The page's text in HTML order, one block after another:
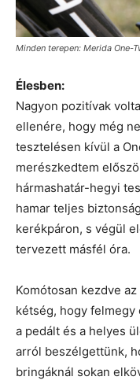
Minden terepen: Merida One-
Élesben:
Nagyon pozitívak
ellenére, hogy még
tesztelésen kívül a
merészkedtem
hármashatár-hegyi
hamar teljes
kerékpáron, s végül
tervezett másfél óra.
Komótosan kezdve
kétség, hogy
a pedált és a helyes
arról beszélgettünk,
bringáknál sokan